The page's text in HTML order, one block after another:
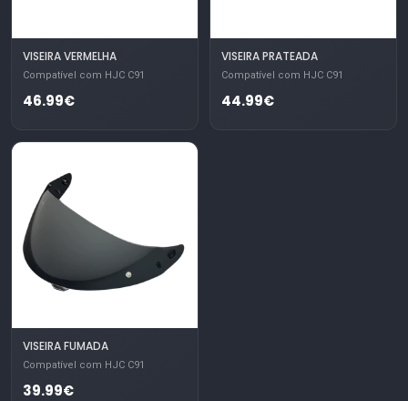
VISEIRA VERMELHA
Compatível com HJC C91
46.99€
VISEIRA PRATEADA
Compatível com HJC C91
44.99€
VISEIRA FUMADA
Compatível com HJC C91
39.99€